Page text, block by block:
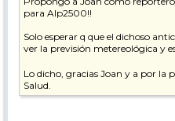
para Alp2500!!
Solo esperar q que el dichoso
ver la previsión metereológica y
Lo dicho, gracias Joan y a por la
Salud.